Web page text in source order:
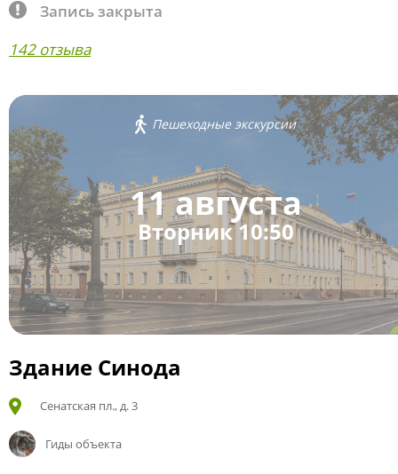
Запись закрыта
142 отзыва
Пешеходные экскурсии
11 августа
Вторник 10:50
Здание Синода
Сенатская пл., д. 3
Гиды объекта